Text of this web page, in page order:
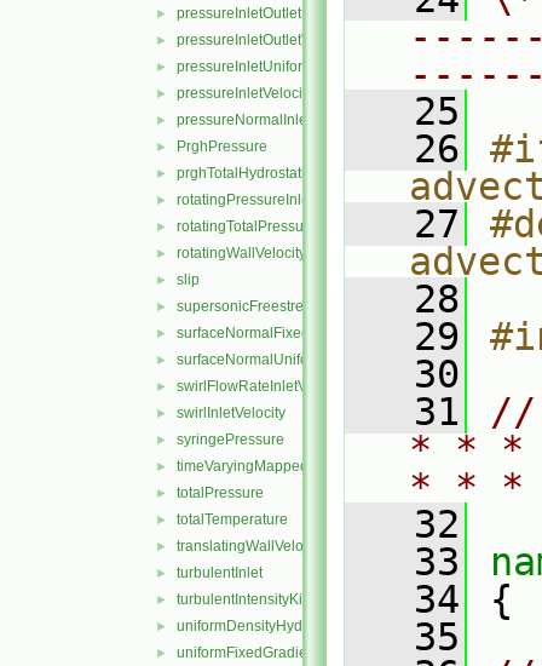
► pressureInletOutletParSlipVelocity
► pressureInletOutletVelocity
► pressureInletUniformVelocity
► pressureInletVelocity
► pressureNormalInletOutletVelocity
► PrghPressure
► prghTotalHydrostaticPressure
► rotatingPressureInletOutletVelocity
► rotatingTotalPressure
► rotatingWallVelocity
► slip
► supersonicFreestream
► surfaceNormalFixedValue
► surfaceNormalUniformFixedValue
► swirlFlowRateInletVelocity
► swirlInletVelocity
► syringePressure
► timeVaryingMappedFixedValue
► totalPressure
► totalTemperature
► translatingWallVelocity
► turbulentInlet
► turbulentIntensityKineticEnergyInlet
► uniformDensityHydrostaticPressure
► uniformFixedGradient
   25
   26
   27
   28
   29
   30
   31
//
* * *
* *
   32
   33
   34
{
   35